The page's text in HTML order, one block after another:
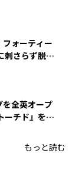
フォーティー
刺さらず脱出
を全英オープ
ーチド』を投
もっと読む